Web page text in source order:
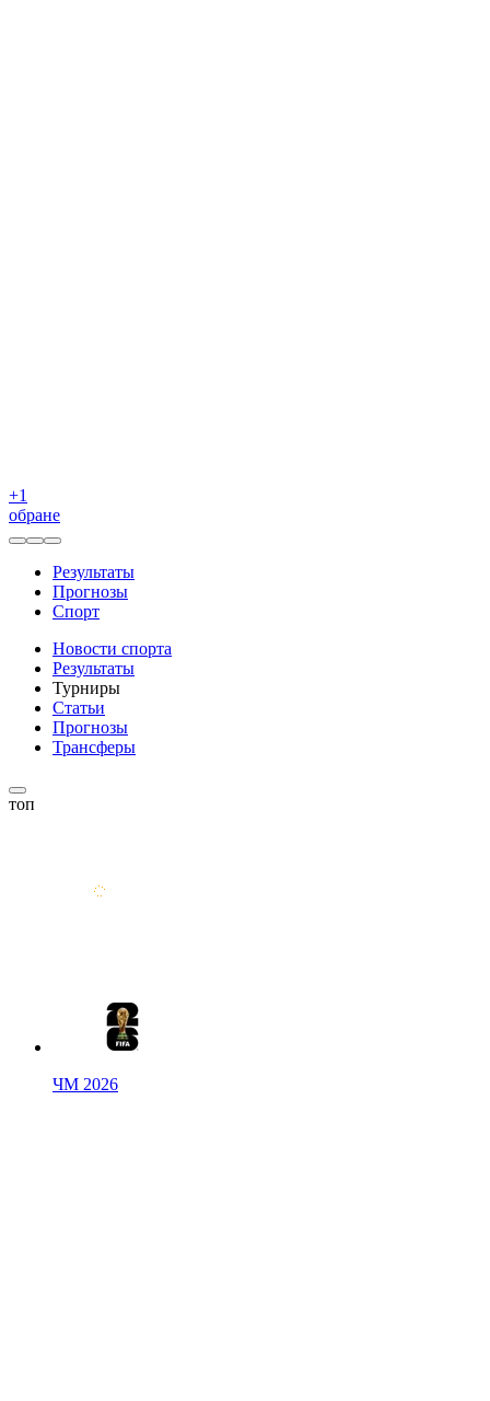
+1
обране
Результаты
Прогнозы
Спорт
Новости спорта
Результаты
Турниры
Статьи
Прогнозы
Трансферы
топ
ЧМ 2026